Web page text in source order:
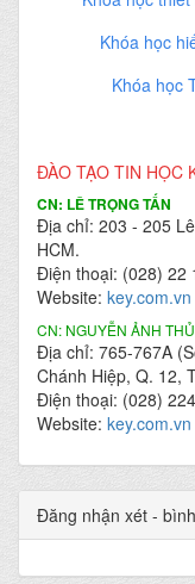
Khóa học
Khóa học
ĐÀO TẠO TIN HỌC
CN: LÊ TRỌNG TẤN
Địa chỉ: 203 - 205
HCM.
Điện thoại: (028) 22
Website: key.com.vn
CN: NGUYỄN ẢNH THỦ
Địa chỉ: 765-767A
Chánh Hiệp, Q. 12,
Điện thoại: (028)
Website: key.com.vn
Đăng nhận xét -